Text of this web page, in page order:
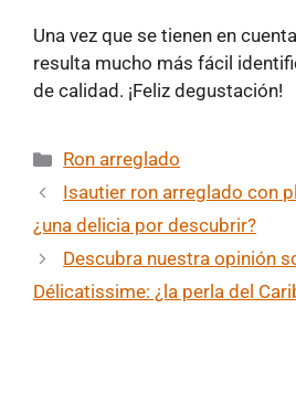
Una vez que se tienen en
resulta mucho más fácil
de calidad. ¡Feliz degustación!
Categorías
Ron arreglado
Isautier ron arreglado con
¿una delicia por descubrir?
Descubra nuestra opinión
Délicatissime: ¿la perla del